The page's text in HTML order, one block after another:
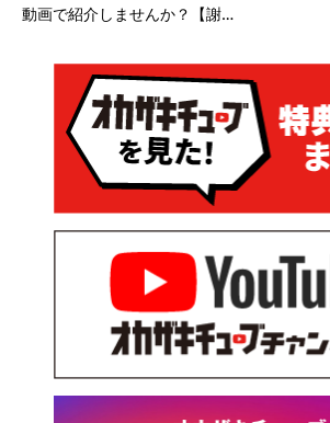
動画で紹介しませんか？【謝